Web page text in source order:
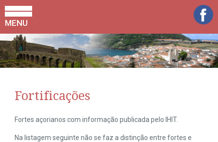
MENU
Fortificações
Fortes açorianos com informação publicada pelo IHIT.
Na listagem seguinte não se faz a distinção entre fortes e